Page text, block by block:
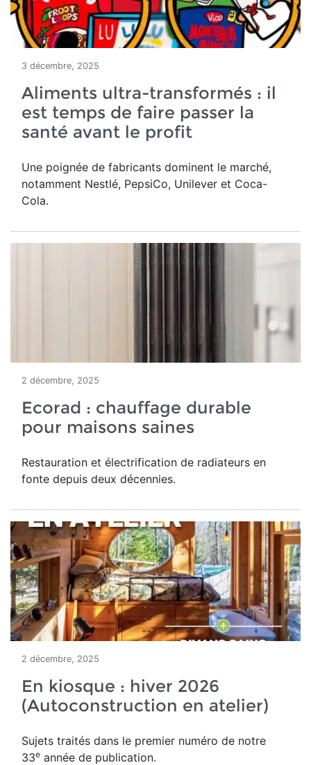
3 décembre, 2025
Aliments ultra-transformés : il
est temps de faire passer la
santé avant le profit
Une poignée de fabricants dominent le marché,
notamment Nestlé, PepsiCo, Unilever et Coca-
Cola.
2 décembre, 2025
Ecorad : chauffage durable
pour maisons saines
Restauration et électrification de radiateurs en
fonte depuis deux décennies.
2 décembre, 2025
En kiosque : hiver 2026
(Autoconstruction en atelier)
Sujets traités dans le premier numéro de notre
33e année de publication.